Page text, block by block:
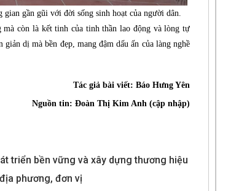
gần gũi với đời sống sinh hoạt của người dân.
còn là kết tinh của tinh thần lao động và lòng tự
dị mà bền đẹp, mang đậm dấu ấn của làng nghề
Tác giả bài viết: Báo Hưng Yên
Nguồn tin: Đoàn Thị Kim Anh (cập nhập)
triển bền vững và xây dựng thương hiệu
phương, đơn vị